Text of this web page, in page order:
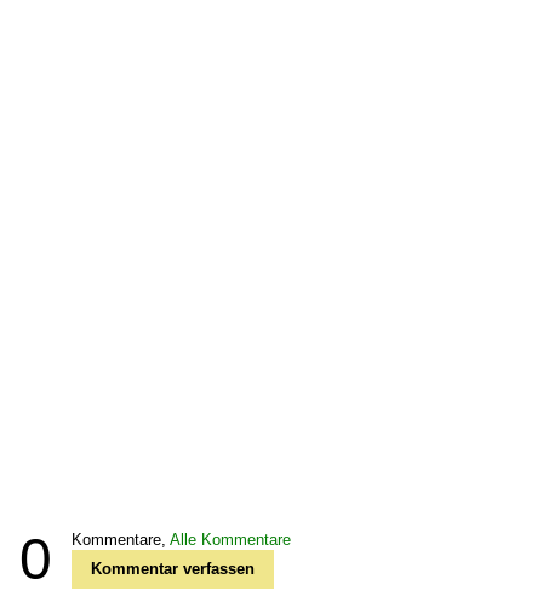
0 Kommentare, Alle Kommentare
Kommentar verfassen